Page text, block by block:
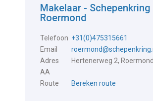
Makelaar - Schepenkring
Roermond
Telefoon +31(0)475315661
Email
Adres
Hertenerweg 2,
AA
Route
Bereken route